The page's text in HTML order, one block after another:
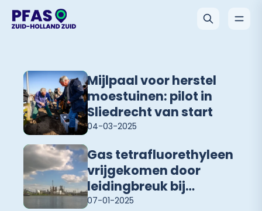
04-03-2025
Mijlpaal voor herstel
moestuinen: pilot in
Sliedrecht van start
07-01-2025
Gas tetrafluorethyleen
vrijgekomen door
leidingbreuk bij
Chemours